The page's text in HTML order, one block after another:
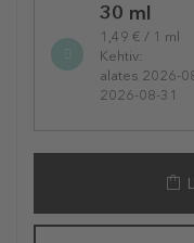
variation30 ml
1,49 € / 1 ml
Kehtiv:
alates 2026-
2026-08-31